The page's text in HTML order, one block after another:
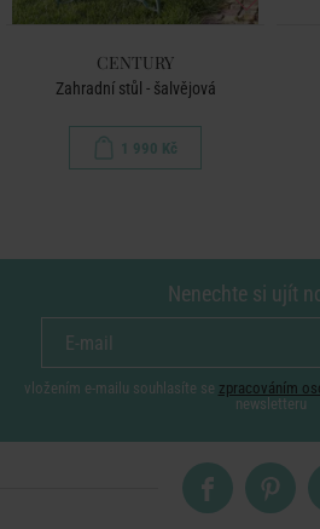
CENTURY
Zahradní stůl - šalvějová
1 990 Kč
Nenechte si ujít
vložením e-mailu souhlasíte se zpracováním
newsletteru